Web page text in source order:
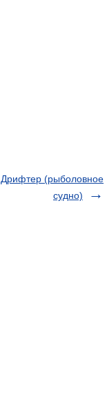
Дрифтер (рыболовное
судно)